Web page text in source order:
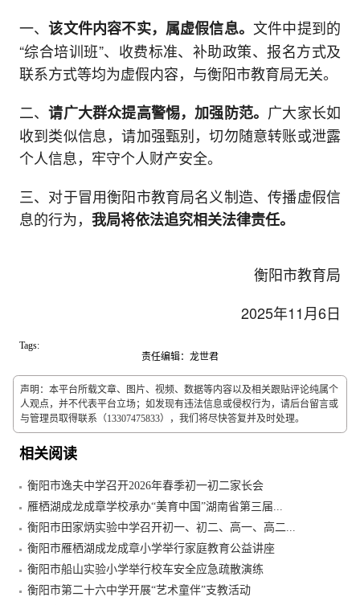
一、该文件内容不实，属虚假信息。文件中提到的
“综合培训班”、收费标准、补助政策、报名方式及
联系方式等均为虚假内容，与衡阳市教育局无关。
二、请广大群众提高警惕，加强防范。 广大家长如
收到类似信息，请加强甄别，切勿随意转账或泄露
个人信息，牢守个人财产安全。
三、对于冒用衡阳市教育局名义制造、传播虚假信
息的行为， 我局将依法追究相关法律责任。
衡阳市教育局
2025年11月6日
Tags:
责任编辑：龙世君
声明：本平台所载文章、图片、视频、数据等内容以及相关跟贴评论纯属个
人观点，并不代表平台立场；如发现有违法信息或侵权行为，请后台留言或
与管理员取得联系（13307475833），我们将尽快答复并及时处理。
相关阅读
衡阳市逸夫中学召开2026年春季初一初二家长会
雁栖湖成龙成章学校承办“美育中国”湖南省第三届...
衡阳市田家炳实验中学召开初一、初二、高一、高二...
衡阳市雁栖湖成龙成章小学举行家庭教育公益讲座
衡阳市船山实验小学举行校车安全应急疏散演练
衡阳市第二十六中学开展“艺术童伴”支教活动